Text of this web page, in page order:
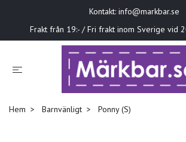
Kontakt: info@markbar.se
Frakt från 19:- / Fri frakt inom Sverige vid
Hem Barnvänligt Ponny (S)